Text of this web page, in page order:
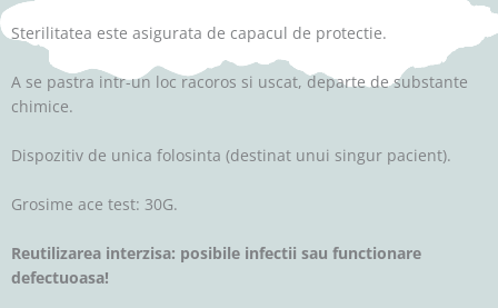
Sterilitatea este asigurata de capacul de protectie.
A se pastra intr-un loc racoros si uscat, departe de substante
chimice.
Dispozitiv de unica folosinta (destinat unui singur pacient).
Grosime ace test: 30G.
Reutilizarea interzisa: posibile infectii sau functionare
defectuoasa!